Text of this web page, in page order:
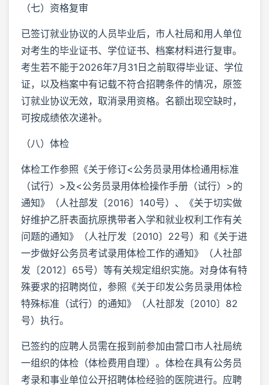
（七）资格复审
已签订就业协议的人员毕业后，市人社局和用人单位
对考生的毕业证书、学位证书、档案材料进行复审。
考生若不能于2026年7月31日之前取得毕业证、学位
证，以及档案中有记载不符合招聘条件的情况，原签
订就业协议无效，取消录用资格。名额出现空缺时，
可按成绩依次递补。
（八）体检
体检工作参照《关于修订<公务员录用体检通用标准
（试行）>及<公务员录用体检操作手册（试行）>的
通知》（人社部发〔2016〕140号）、《关于切实做
好维护乙肝表面抗原携带者入学和就业权利工作有关
问题的通知》（人社厅发〔2010〕22号）和《关于进
一步做好公务员考试录用体检工作的通知》（人社部
发〔2012〕65号）等有关规定组织实施。对身体有特
殊要求的招聘岗位，参照《关于印发公务员录用体检
特殊标准（试行）的通知》（人社部发〔2010〕82
号）执行。
已签约的应聘人员需在报到前参加由营口市人社局统
一组织的体检（体检费用自理）。体检在具有公务员
考录和事业单位公开招聘体检经验的医院进行。应聘